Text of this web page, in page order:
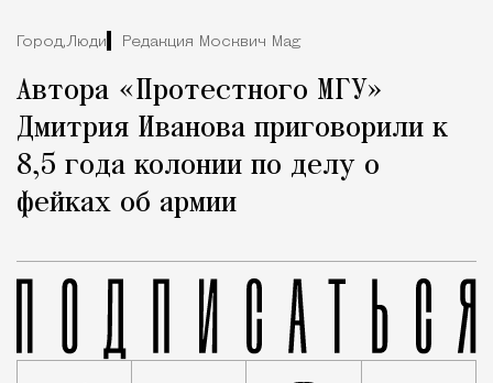
Город,Люди Редакция Москвич Mag
Автора «Протестного МГУ»
Дмитрия Иванова приговорили к
8,5 года колонии по делу о
фейках об армии